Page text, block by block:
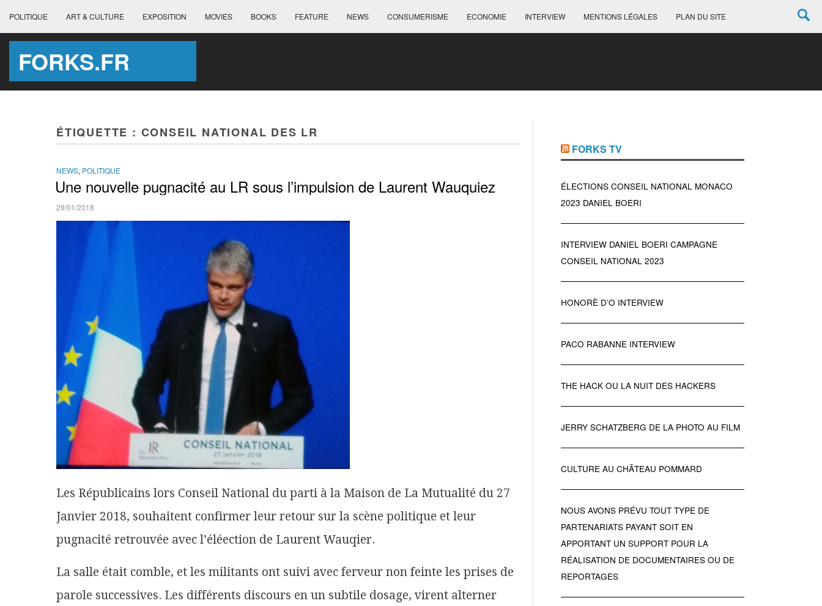
POLITIQUE ART & CULTURE EXPOSITION MOVIES BOOKS FEATURE NEWS CONSUMERISME ECONOMIE INTERVIEW MENTIONS LÉGALES PLAN DU SITE
FORKS.FR
ÉTIQUETTE : CONSEIL NATIONAL DES LR
NEWS, POLITIQUE
Une nouvelle pugnacité au LR sous l’impulsion de Laurent Wauquiez
29/01/2018
Les Républicains lors Conseil National du parti à la Maison de La Mutualité du 27
Janvier 2018, souhaitent confirmer leur retour sur la scène politique et leur
pugnacité retrouvée avec l’éléection de Laurent Wauqier.
La salle était comble, et les militants ont suivi avec ferveur non feinte les prises de
parole successives. Les différents discours en un subtile dosage, virent alterner
FORKS TV
ÉLECTIONS CONSEIL NATIONAL MONACO
2023 DANIEL BOERI
INTERVIEW DANIEL BOERI CAMPAGNE
CONSEIL NATIONAL 2023
HONORÈ D’O INTERVIEW
PACO RABANNE INTERVIEW
THE HACK OU LA NUIT DES HACKERS
JERRY SCHATZBERG DE LA PHOTO AU FILM
CULTURE AU CHÂTEAU POMMARD
NOUS AVONS PRÉVU TOUT TYPE DE
PARTENARIATS PAYANT SOIT EN
APPORTANT UN SUPPORT POUR LA
RÉALISATION DE DOCUMENTAIRES OU DE
REPORTAGES